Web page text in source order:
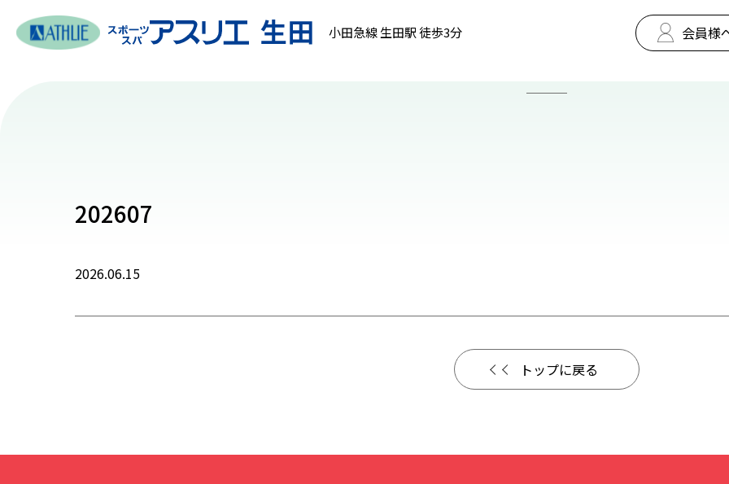
小田急線 生田駅 徒歩3分 会員様
202607
2026.06.15
トップに戻る